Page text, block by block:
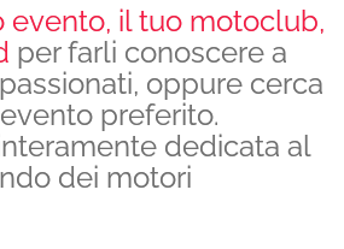
evento, il tuo motoclub,
per farli conoscere a
oppure cerca
preferito.
dedicata al
dei motori